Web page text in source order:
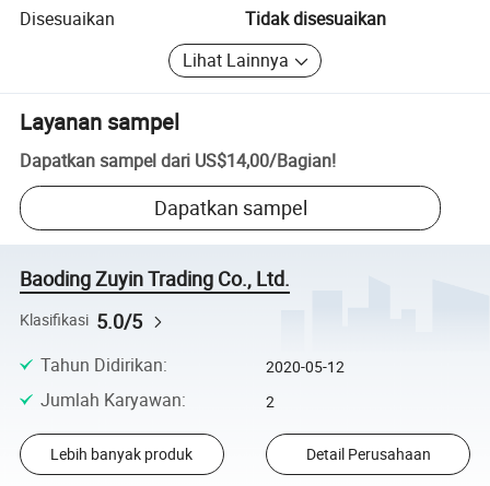
Disesuaikan
Tidak disesuaikan
Lihat Lainnya
Layanan sampel
Dapatkan sampel dari US$14,00/Bagian!
Dapatkan sampel
Baoding Zuyin Trading Co., Ltd.
Klasifikasi 5.0/5
Tahun Didirikan: 2020-05-12
Jumlah Karyawan: 2
Lebih banyak produk Detail Perusahaan